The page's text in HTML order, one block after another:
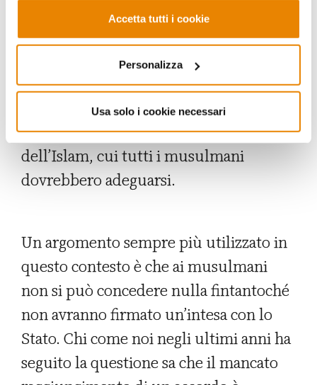
Accetta tutti i cookie
Personalizza
Usa solo i cookie necessari
scienze politiche». È tra l’altro
paradossale che proprio coloro che
affermano di voler combattere gli
islamisti finiscano per assecondare una
delle loro pretese, quella cioè di
rappresentare l’unica versione autentica
dell’Islam, cui tutti i musulmani
dovrebbero adeguarsi.
Un argomento sempre più utilizzato in
questo contesto è che ai musulmani
non si può concedere nulla fintantoché
non avranno firmato un’intesa con lo
Stato. Chi come noi negli ultimi anni ha
seguito la questione sa che il mancato